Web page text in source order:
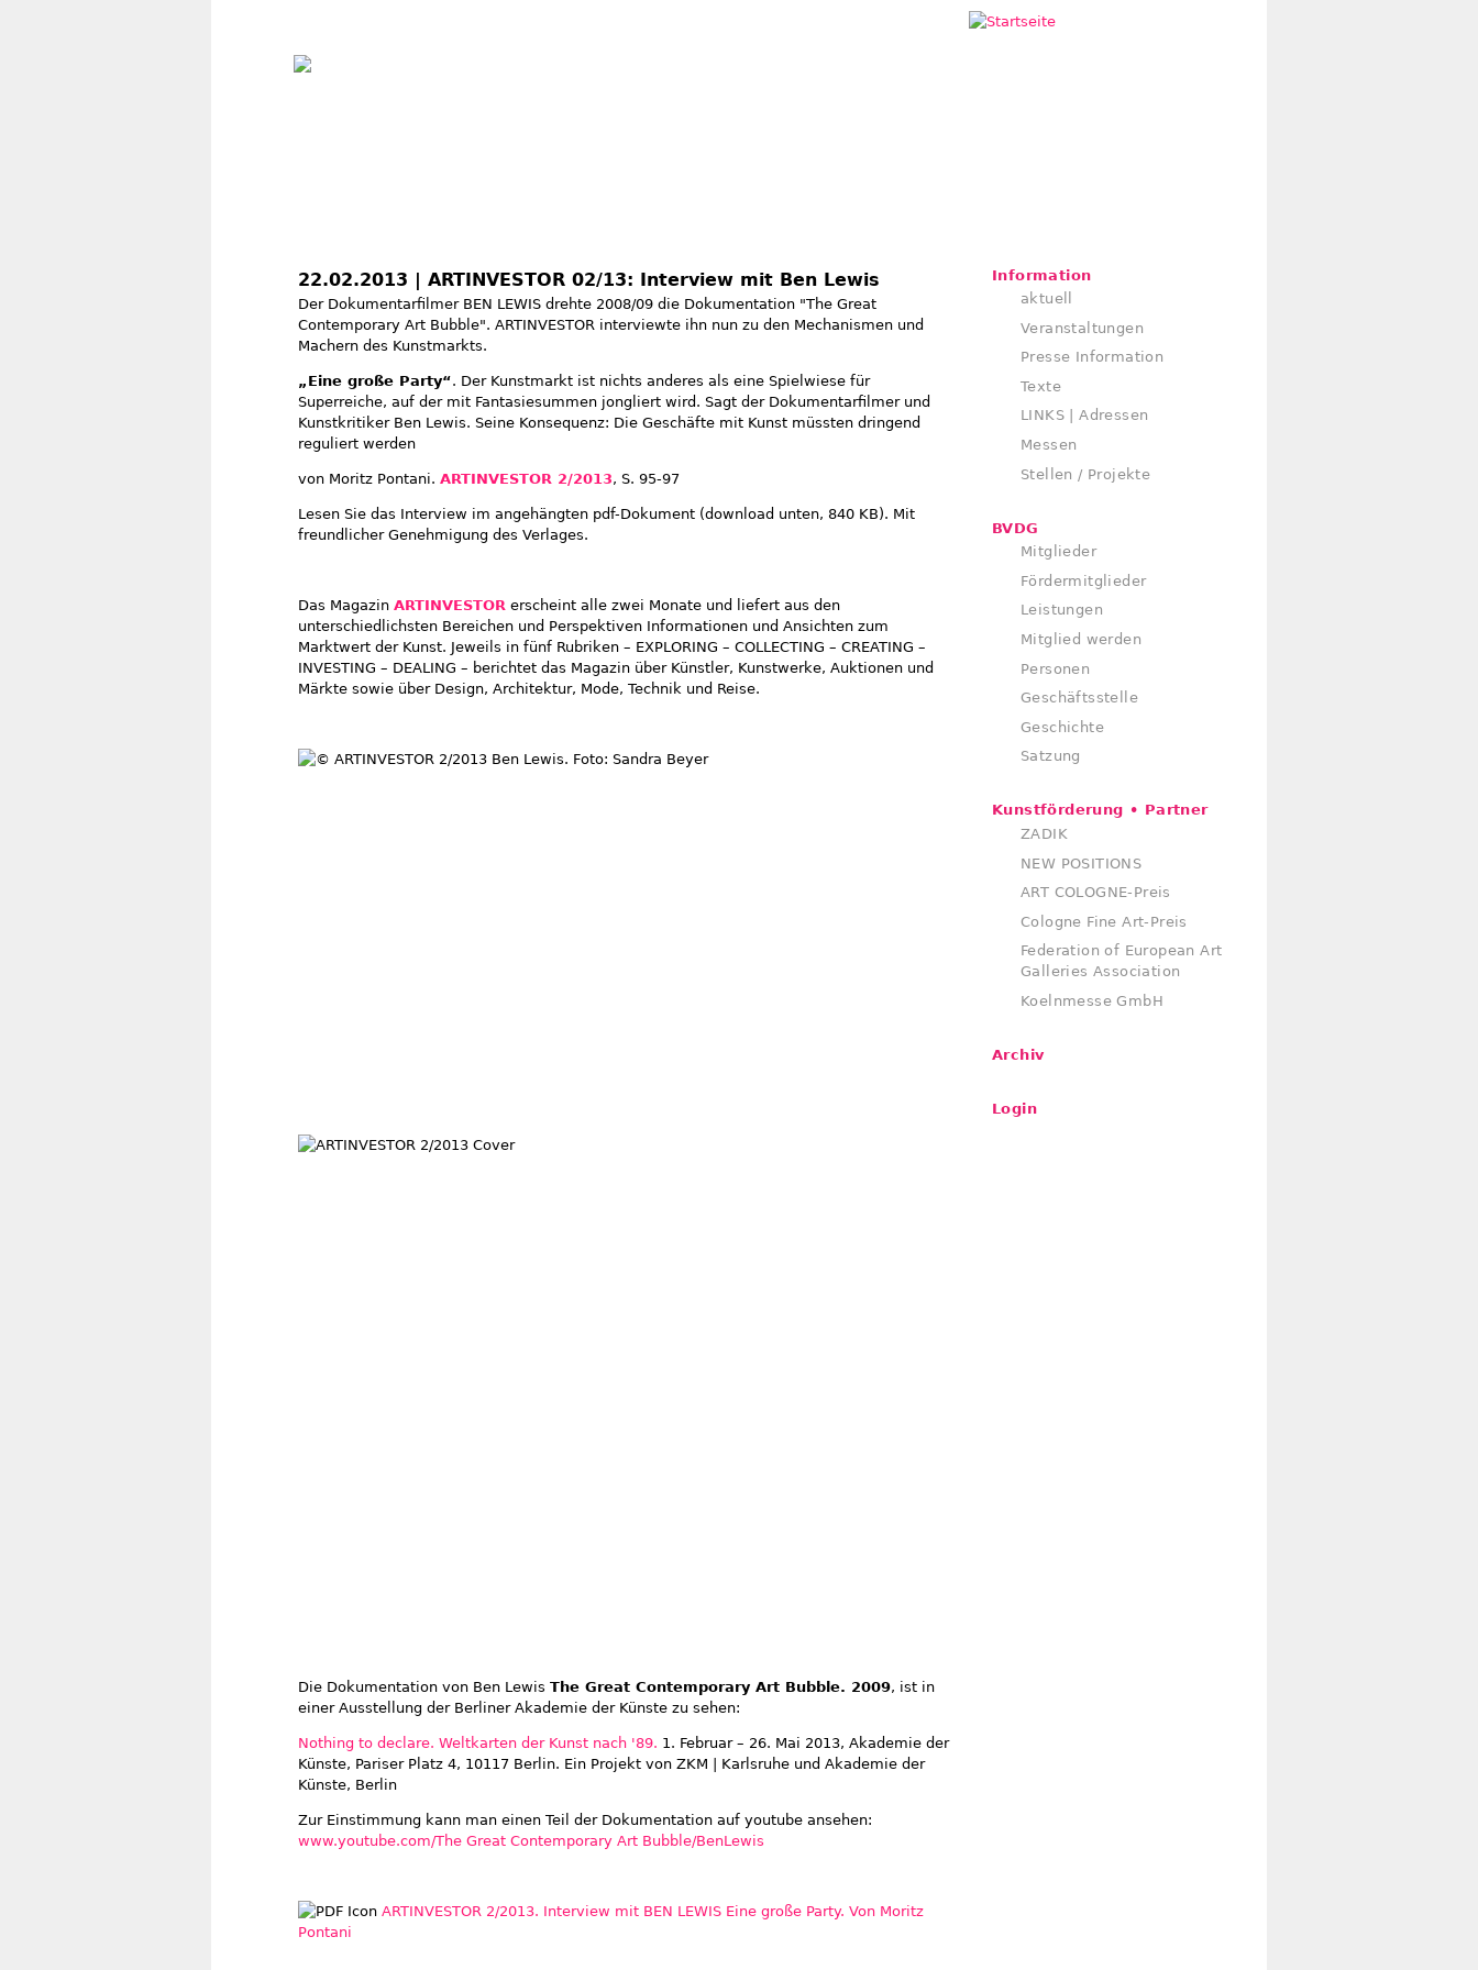
22.02.2013 | ARTINVESTOR 02/13: Interview mit Ben Lewis
Der Dokumentarfilmer BEN LEWIS drehte 2008/09 die Dokumentation "The Great
Contemporary Art Bubble". ARTINVESTOR interviewte ihn nun zu den Mechanismen und
Machern des Kunstmarkts.
„Eine große Party“. Der Kunstmarkt ist nichts anderes als eine Spielwiese für
Superreiche, auf der mit Fantasiesummen jongliert wird. Sagt der Dokumentarfilmer und
Kunstkritiker Ben Lewis. Seine Konsequenz: Die Geschäfte mit Kunst müssten dringend
reguliert werden
von Moritz Pontani. ARTINVESTOR 2/2013, S. 95-97
Lesen Sie das Interview im angehängten pdf-Dokument (download unten, 840 KB). Mit
freundlicher Genehmigung des Verlages.
Das Magazin ARTINVESTOR erscheint alle zwei Monate und liefert aus den
unterschiedlichsten Bereichen und Perspektiven Informationen und Ansichten zum
Marktwert der Kunst. Jeweils in fünf Rubriken – EXPLORING – COLLECTING – CREATING –
INVESTING – DEALING – berichtet das Magazin über Künstler, Kunstwerke, Auktionen und
Märkte sowie über Design, Architektur, Mode, Technik und Reise.
Die Dokumentation von Ben Lewis The Great Contemporary Art Bubble. 2009, ist in
einer Ausstellung der Berliner Akademie der Künste zu sehen:
Nothing to declare. Weltkarten der Kunst nach '89. 1. Februar – 26. Mai 2013, Akademie der
Künste, Pariser Platz 4, 10117 Berlin. Ein Projekt von ZKM | Karlsruhe und Akademie der
Künste, Berlin
Zur Einstimmung kann man einen Teil der Dokumentation auf youtube ansehen:
www.youtube.com/The Great Contemporary Art Bubble/BenLewis
ARTINVESTOR 2/2013. Interview mit BEN LEWIS Eine große Party. Von Moritz
Pontani
Information
aktuell
Veranstaltungen
Presse Information
Texte
LINKS | Adressen
Messen
Stellen / Projekte
BVDG
Mitglieder
Fördermitglieder
Leistungen
Mitglied werden
Personen
Geschäftsstelle
Geschichte
Satzung
Kunstförderung • Partner
ZADIK
NEW POSITIONS
ART COLOGNE-Preis
Cologne Fine Art-Preis
Federation of European Art
Galleries Association
Koelnmesse GmbH
Archiv
Login